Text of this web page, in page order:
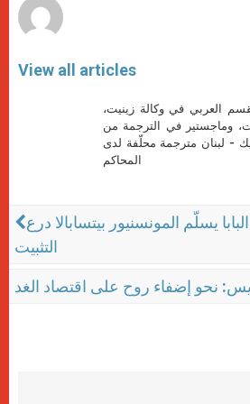
View all articles
العربي في وكالة زينيت،
وماجستير في الترجمة من
- لبنان مترجمة محلّفة لدى
المحاكم
يسلّم المونسنيور بيتسابالا درع
التثبيت
نحو إضفاء روح على اقتصاد الغد